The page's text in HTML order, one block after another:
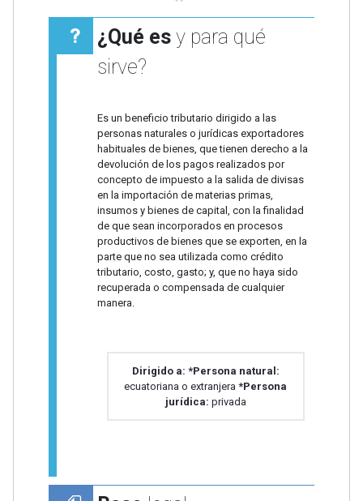
¿Qué esy para qué
sirve?
Es un beneficio tributario dirigido a las
personas naturales o jurídicas exportadores
habituales de bienes, que tienen derecho a la
devolución de los pagos realizados por
concepto de impuesto a la salida de divisas
en la importación de materias primas,
insumos y bienes de capital, con la finalidad
de que sean incorporados en procesos
productivos de bienes que se exporten, en la
parte que no sea utilizada como crédito
tributario, costo, gasto; y, que no haya sido
recuperada o compensada de cualquier
manera.
Dirigido a: *Persona natural:
ecuatoriana o extranjera*Persona
jurídica: privada